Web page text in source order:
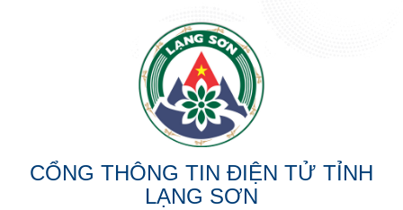
CỔNG THÔNG TIN ĐIỆN TỬ TỈNH
LẠNG SƠN